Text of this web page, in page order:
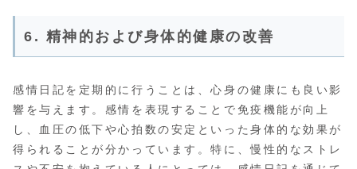
6. 精神的および身体的健康の改善
感情日記を定期的に行うことは、心身の健康にも良い影
響を与えます。感情を表現することで免疫機能が向上
し、血圧の低下や心拍数の安定といった身体的な効果が
得られることが分かっています。特に、慢性的なストレ